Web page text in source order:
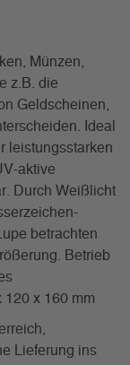
Münzen,
z.B. die
Geldscheinen,
Ideal
leistungsstarken
aktive
Durch Weißlicht
betrachten
Betrieb
120 x 160 mm
Lieferung ins